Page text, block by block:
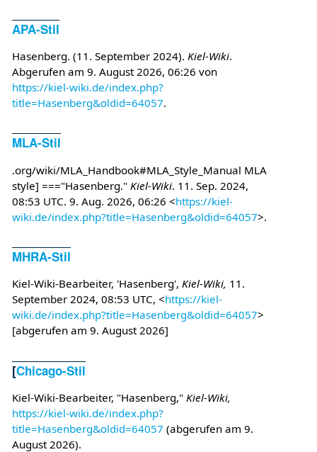
APA-Stil
Hasenberg. (11. September 2024). Kiel-Wiki.
Abgerufen am 9. August 2026, 06:26 von
https://kiel-wiki.de/index.php?
title=Hasenberg&oldid=64057.
MLA-Stil
.org/wiki/MLA_Handbook#MLA_Style_Manual MLA
style] ==="Hasenberg." Kiel-Wiki. 11. Sep. 2024,
08:53 UTC. 9. Aug. 2026, 06:26 <https://kiel-
wiki.de/index.php?title=Hasenberg&oldid=64057>.
MHRA-Stil
Kiel-Wiki-Bearbeiter, 'Hasenberg', Kiel-Wiki, 11.
September 2024, 08:53 UTC, <https://kiel-
wiki.de/index.php?title=Hasenberg&oldid=64057>
[abgerufen am 9. August 2026]
[Chicago-Stil
Kiel-Wiki-Bearbeiter, "Hasenberg," Kiel-Wiki,
https://kiel-wiki.de/index.php?
title=Hasenberg&oldid=64057 (abgerufen am 9.
August 2026).